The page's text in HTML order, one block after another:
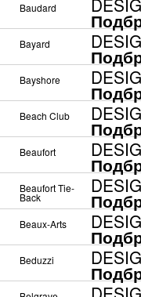
Baudard
Bayard
Bayshore
Beach Club
Beaufort
Beaufort Tie-
Back
Beaux-Arts
Beduzzi